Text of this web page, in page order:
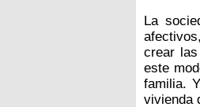
La
crear
este
familia.
vivienda